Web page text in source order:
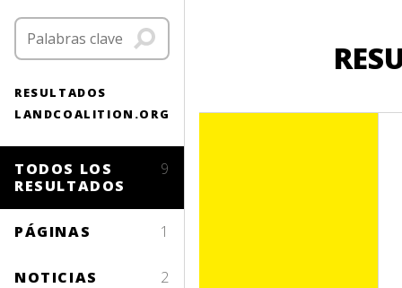
RESULTADOS
LANDCOALITION.ORG
TODOS LOS
RESULTADOS
9
PÁGINAS 1
NOTICIAS 2